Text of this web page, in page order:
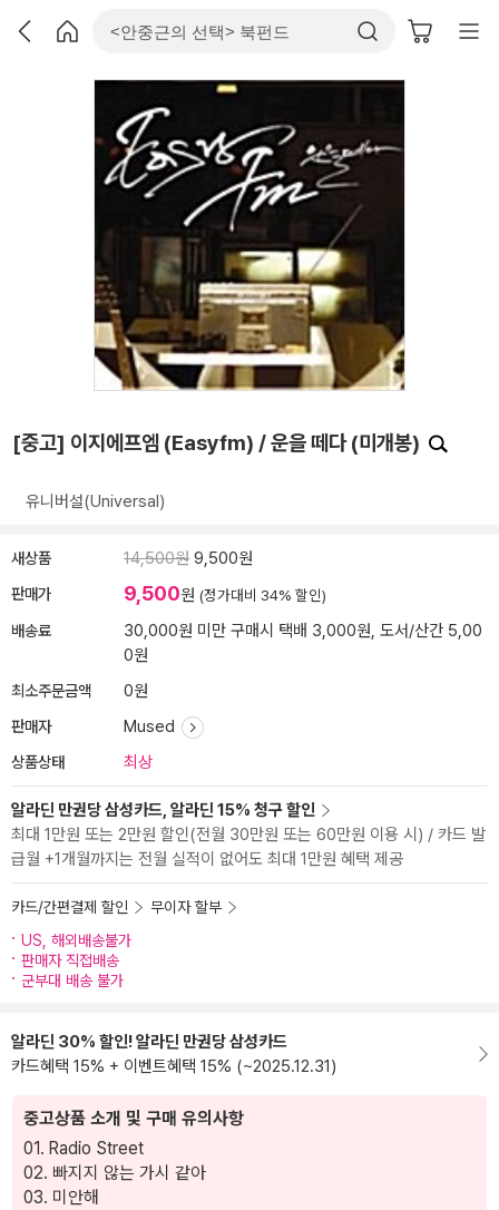
[중고] 이지에프엠 (Easyfm) / 운을 떼다 (미개봉)
유니버설(Universal)
새상품 14,500원 9,500원
판매가 9,500원 (정가대비 34% 할인)
배송료
30,000원 미만 구매시 택배 3,000원, 도서/산간 5,00
0원
최소주문금액 0원
판매자 Mused
상품상태 최상
알라딘 만권당 삼성카드, 알라딘 15% 청구 할인
최대 1만원 또는 2만원 할인(전월 30만원 또는 60만원 이용 시) / 카드 발
급월 +1개월까지는 전월 실적이 없어도 최대 1만원 혜택 제공
카드/간편결제 할인
무이자 할부
US, 해외배송불가
판매자 직접배송
군부대 배송 불가
알라딘 30% 할인! 알라딘 만권당 삼성카드
카드혜택 15% + 이벤트혜택 15% (~2025.12.31)
중고상품 소개 및 구매 유의사항
01. Radio Street
02. 빠지지 않는 가시 같아
03. 미안해